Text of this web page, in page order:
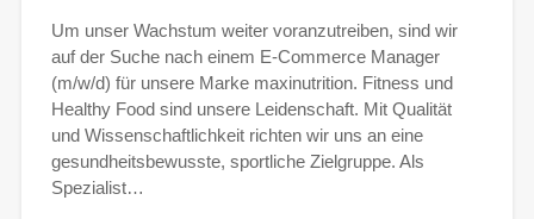
Um unser Wachstum weiter voranzutreiben, sind wir
auf der Suche nach einem E-Commerce Manager
(m/w/d) für unsere Marke maxinutrition. Fitness und
Healthy Food sind unsere Leidenschaft. Mit Qualität
und Wissenschaftlichkeit richten wir uns an eine
gesundheitsbewusste, sportliche Zielgruppe. Als
Spezialist…